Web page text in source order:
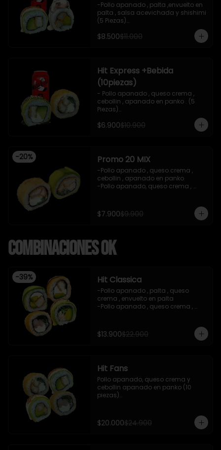
-Pollo apanado , palta ,envuelto en
palta , salsa acevichada y shishimi
(5 Piezas)
-Camaron cocido , palta ,ceviche
mixto , salsa acevichada ( 5 Piezas)
-Incluye 1 bebida (coca cola zero), Y
$8.500$11.000
Hit Express +Bebida
(10piezas)
- Pollo apanado , queso crema ,
cebollin , apanado en panko . (5
Piezas)
palta ,envuelto en palta , salsa
-Imagen referencial .
$6.900$10.900
-20% Promo 20 MIX
-Pollo apanado , queso crema ,
cebollin , apanado en panko
-Pollo apanado, queso crema ,
-incluye 1 salsa de soya , 1 salsa
teriyaki
$7.900$9.900
Combinaciones OK
-39% Hit Classica
-Pollo apanado , palta , queso
crema , envuelto en palta
-Pollo apanado , queso crema ,
-Camaron cocido ,queso crema ,
cebollin , apanado en panko .
-incluye 2 salsas de soya , 1 salsa
teriyaki , 1 gengibre , 1 wasabi , 3
palitos.
-imagen referencial
$13.900$22.900
Hit Fans
Pollo apanado, queso crema y
cebollin apanado en panko (10
piezas)
piezas)
- Camaron apanado y palta
$20.000$24.900